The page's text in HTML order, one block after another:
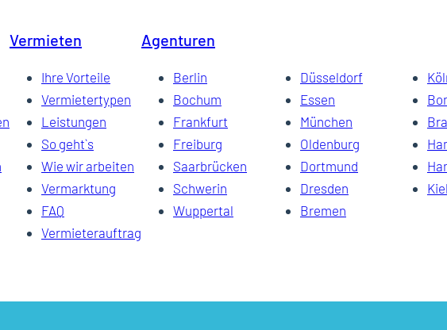
möbliert
Berlin Charlottenburg, möbliert
Vermieten
Ihre Vorteile
Vermietertypen
Leistungen
So geht`s
Wie wir arbeiten
Vermarktung
FAQ
Vermieterauftrag
Agenturen
Berlin Düsseldorf
Bochum
Essen
Frankfurt
München
Freiburg
Oldenburg
Saarbrücken
Dortmund
Schwerin
Dresden
Kiel
Wuppertal
Bremen